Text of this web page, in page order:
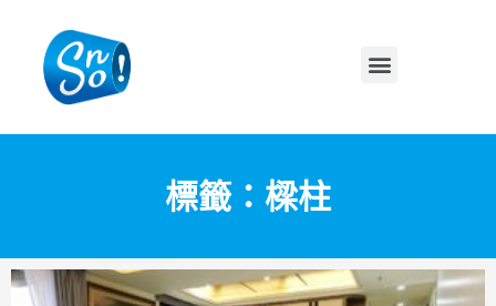
標籤：樑柱